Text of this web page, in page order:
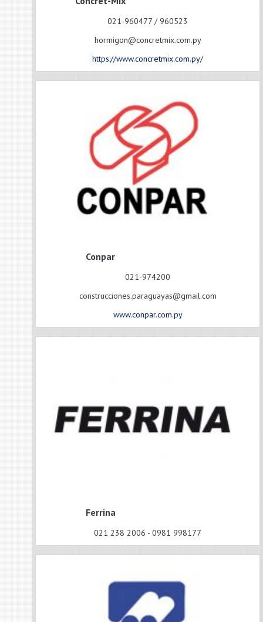
021-960477 / 960523
hormigon@concretmix.com.py
https://www.concretmix.com.py/
Conpar
021-974200
construcciones.paraguayas@gmail.com
www.conpar.com.py
Ferrina
021 238 2006 - 0981 998177